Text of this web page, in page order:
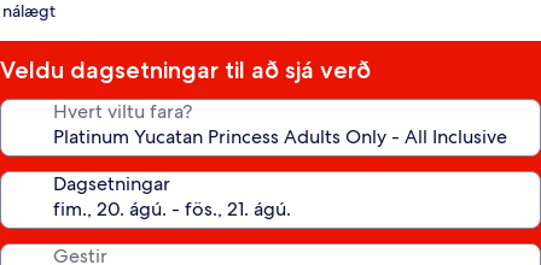
nálægt
Veldu dagsetningar til að sjá verð
Hvert viltu fara?
Dagsetningar
Gestir